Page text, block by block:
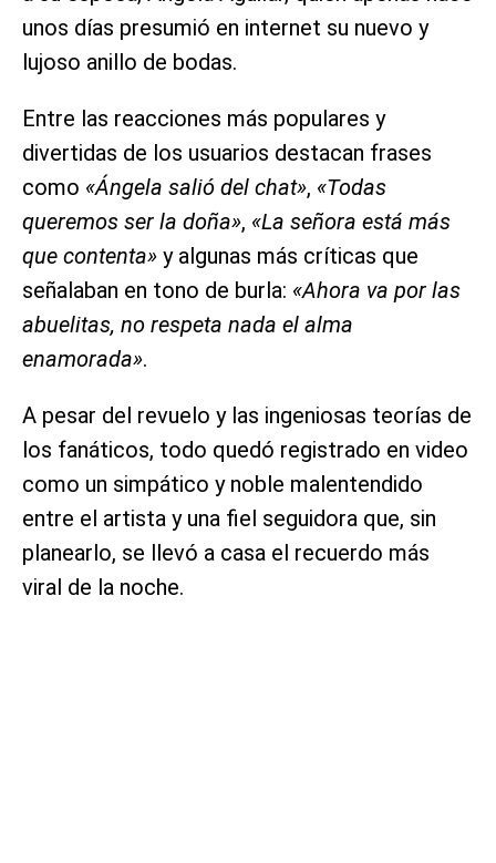
unos días presumió en internet su nuevo y
lujoso anillo de bodas.
Entre las reacciones más populares y
divertidas de los usuarios destacan frases
como «Ángela salió del chat», «Todas
queremos ser la doña», «La señora está más
que contenta» y algunas más críticas que
señalaban en tono de burla: «Ahora va por las
abuelitas, no respeta nada el alma
enamorada».
A pesar del revuelo y las ingeniosas teorías de
los fanáticos, todo quedó registrado en video
como un simpático y noble malentendido
entre el artista y una fiel seguidora que, sin
planearlo, se llevó a casa el recuerdo más
viral de la noche.